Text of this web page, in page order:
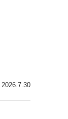
2026.7.30